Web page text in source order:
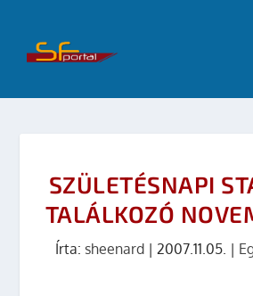
SZÜLETÉSNAPI
TALÁLKOZÓ
Írta: sheenard | 2007.11.05. |